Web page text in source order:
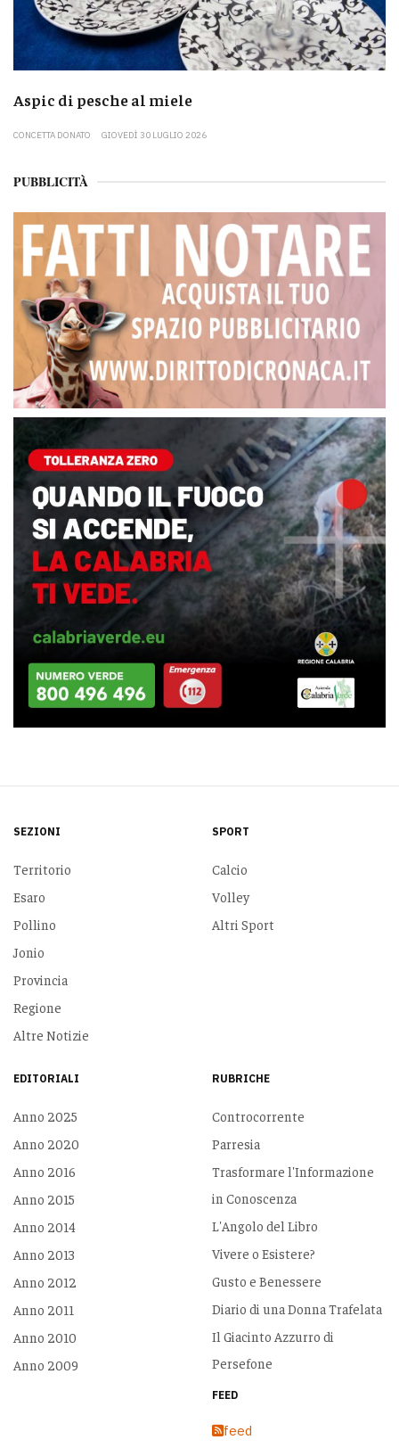
Aspic di pesche al miele
CONCETTA DONATO GIOVEDÌ 30 LUGLIO 2026
PUBBLICITÀ
SEZIONI
Territorio
Esaro
Pollino
Jonio
Provincia
Regione
Altre Notizie
SPORT
Calcio
Volley
Altri Sport
EDITORIALI
Anno 2025
Anno 2020
Anno 2016
Anno 2015
Anno 2014
Anno 2013
Anno 2012
Anno 2011
Anno 2010
Anno 2009
RUBRICHE
Controcorrente
Parresia
Trasformare l'Informazione
in Conoscenza
L'Angolo del Libro
Vivere o Esistere?
Gusto e Benessere
Diario di una Donna Trafelata
Il Giacinto Azzurro di
Persefone
FEED
feed